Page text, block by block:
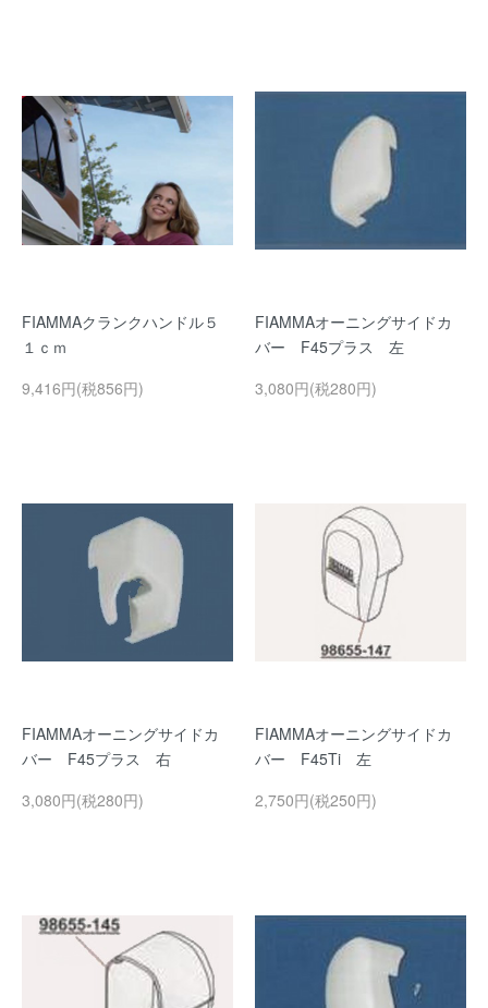
FIAMMAクランクハンドル５
１ｃｍ
9,416円(税856円)
FIAMMAオーニングサイドカ
バー F45プラス 左
3,080円(税280円)
FIAMMAオーニングサイドカ
バー F45プラス 右
3,080円(税280円)
FIAMMAオーニングサイドカ
バー F45Ti 左
2,750円(税250円)